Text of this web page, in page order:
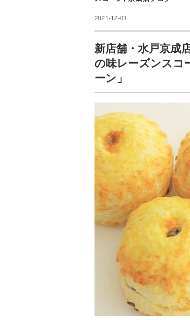
2021-12-01
新店舗・水戸京成
の味レーズンスコ
ーン」